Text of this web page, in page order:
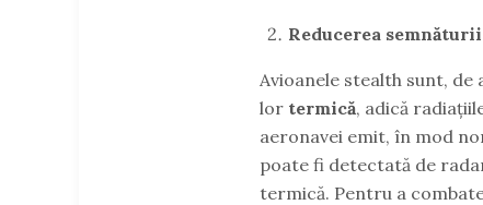
Reducerea
Avioanele stealth sunt,
lor termică, adică
aeronavei emit, în mod
poate fi detectată de
termică. Pentru a